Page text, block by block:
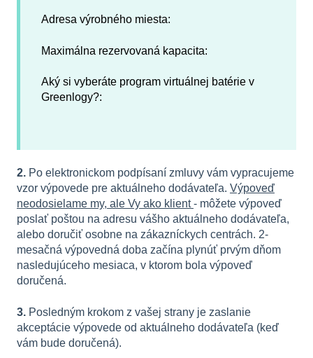
Adresa výrobného miesta:
Maximálna rezervovaná kapacita:
Aký si vyberáte program virtuálnej batérie v
Greenlogy?:
2. Po elektronickom podpísaní zmluvy vám vypracujeme
vzor výpovede pre aktuálneho dodávateľa. Výpoveď
neodosielame my, ale Vy ako klient- môžete výpoveď
poslať poštou na adresu vášho aktuálneho dodávateľa,
alebo doručiť osobne na zákazníckych centrách. 2-
mesačná výpovedná doba začína plynúť prvým dňom
nasledujúceho mesiaca, v ktorom bola výpoveď
doručená.
3. Posledným krokom z vašej strany je zaslanie
akceptácie výpovede od aktuálneho dodávateľa (keď
vám bude doručená).